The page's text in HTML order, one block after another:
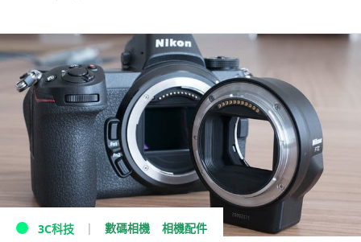
3C科技 數碼相機 相機配件